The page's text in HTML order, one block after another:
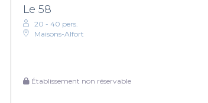
Le 58
20 - 40 pers.
Maisons-Alfort
Établissement non réservable